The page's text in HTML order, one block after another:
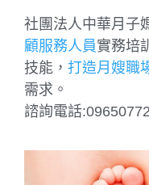
社團法人中華月子
顧服務人員實務培
技能， 打造月嫂職
需求。
諮詢電話